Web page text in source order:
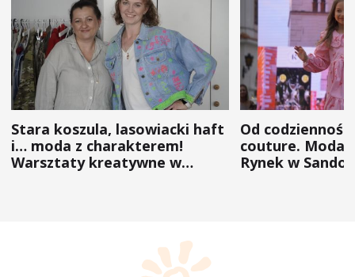
Stara koszula, lasowiacki haft
i… moda z charakterem!
Warsztaty kreatywne w
Od
couture. Moda
Rynek w